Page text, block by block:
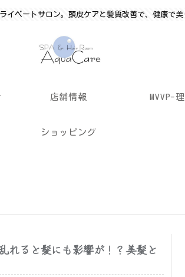
イベートサロン。頭皮ケアと髪質改善で、健康で美
店舗情報 MVVP-
ショッピング
れると髪にも影響が！？美髪と